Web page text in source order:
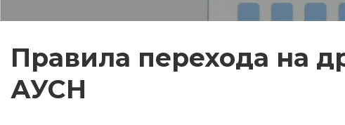
Правила перехода на
АУСН